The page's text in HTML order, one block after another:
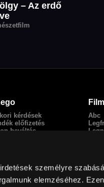
személyre
elemzéséhez.
– Az erdő
kérdések
előfizetés
beváltás
Abc